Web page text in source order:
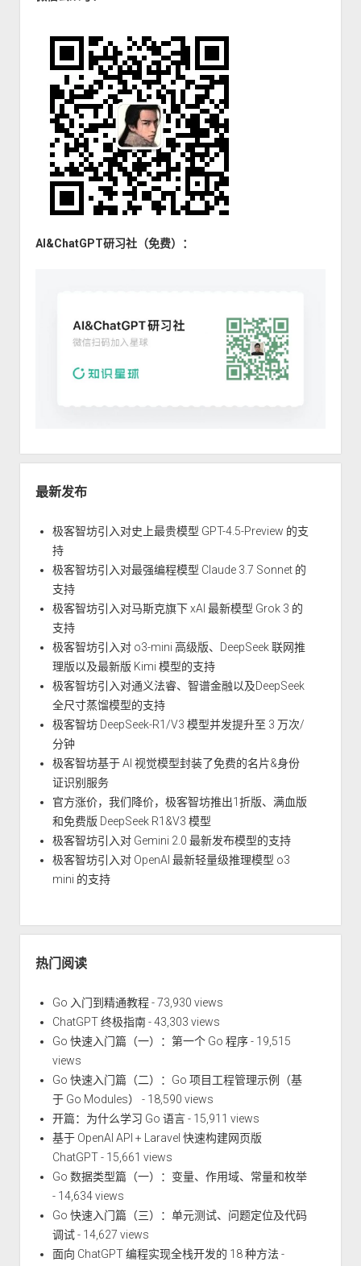
AI&ChatGPT研习社（免费）：
最新发布
极客智坊引入对史上最贵模型 GPT-4.5-Preview 的支
持
极客智坊引入对最强编程模型 Claude 3.7 Sonnet 的
支持
极客智坊引入对马斯克旗下 xAI 最新模型 Grok 3 的
支持
极客智坊引入对 o3-mini 高级版、DeepSeek 联网推
理版以及最新版 Kimi 模型的支持
极客智坊引入对通义法睿、智谱金融以及DeepSeek
全尺寸蒸馏模型的支持
极客智坊 DeepSeek-R1/V3 模型并发提升至 3 万次/
分钟
极客智坊基于 AI 视觉模型封装了免费的名片&身份
证识别服务
官方涨价，我们降价，极客智坊推出1折版、满血版
和免费版 DeepSeek R1&V3 模型
极客智坊引入对 Gemini 2.0 最新发布模型的支持
极客智坊引入对 OpenAI 最新轻量级推理模型 o3
mini 的支持
热门阅读
Go 入门到精通教程- 73,930 views
ChatGPT 终极指南- 43,303 views
Go 快速入门篇（一）：第一个 Go 程序- 19,515
views
Go 快速入门篇（二）：Go 项目工程管理示例（基
于 Go Modules）
- 18,590 views
开篇：为什么学习 Go 语言- 15,911 views
基于 OpenAI API + Laravel 快速构建网页版
ChatGPT- 15,661 views
Go 数据类型篇（一）：变量、作用域、常量和枚举
- 14,634 views
Go 快速入门篇（三）：单元测试、问题定位及代码
调试- 14,627 views
面向 ChatGPT 编程实现全栈开发的 18 种方法-